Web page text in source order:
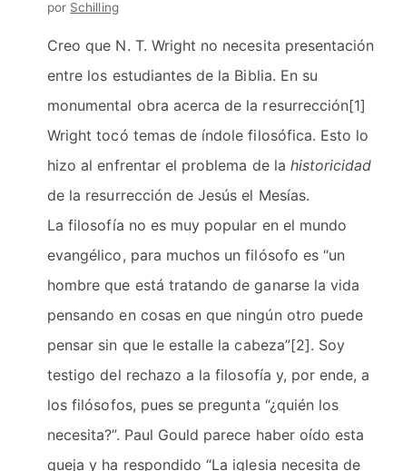
por Schilling
Creo que N. T. Wright no necesita presentación
entre los estudiantes de la Biblia. En su
monumental obra acerca de la resurrección[1]
Wright tocó temas de índole filosófica. Esto lo
hizo al enfrentar el problema de la historicidad
de la resurrección de Jesús el Mesías.
La filosofía no es muy popular en el mundo
evangélico, para muchos un filósofo es “un
hombre que está tratando de ganarse la vida
pensando en cosas en que ningún otro puede
pensar sin que le estalle la cabeza”[2]. Soy
testigo del rechazo a la filosofía y, por ende, a
los filósofos, pues se pregunta “¿quién los
necesita?”. Paul Gould parece haber oído esta
queja y ha respondido “La iglesia necesita de